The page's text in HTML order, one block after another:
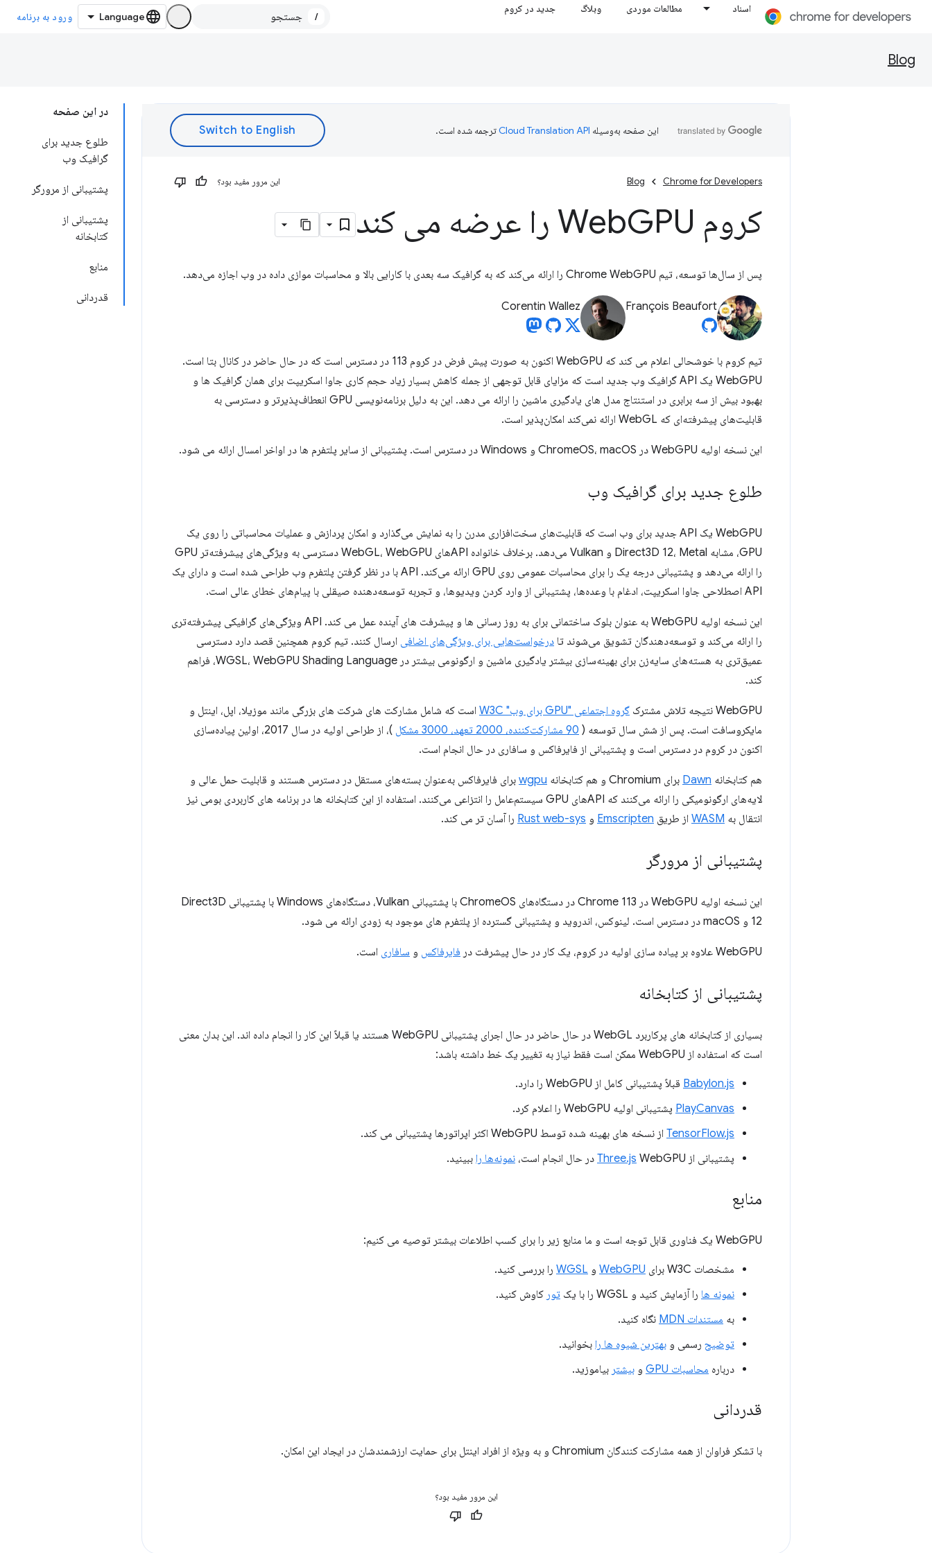
اسناد مطالعات موردی وبلاگ جدید در کروم
/ ورود به برنامه
Blog
در این صفحه
طلوع جدید برای
گرافیک وب
پشتیبانی از مرورگر
پشتیبانی از
کتابخانه
منابع
قدردانی
این صفحه به‌وسیله ترجمه شده است.
Chrome for Developers
Blog این مرور مفید بود؟
کروم Web GPU را عرضه می کند
پس از سال‌ها توسعه، تیم Chrome WebGPU را ارائه می‌کند که به گرافیک سه بعدی با کارایی بالا و محاسبات موازی داده در وب اجازه می‌دهد.
François Beaufort
Corentin Wallez
تیم کروم با خوشحالی اعلام می کند که WebGPU اکنون به صورت پیش فرض در کروم 113 در دسترس است که در حال حاضر در کانال بتا است.
WebGPU یک API گرافیک وب جدید است که مزایای قابل توجهی از جمله کاهش بسیار زیاد حجم کاری جاوا اسکریپت برای همان گرافیک ها و
بهبود بیش از سه برابری در استنتاج مدل های یادگیری ماشین را ارائه می دهد. این به دلیل برنامه‌نویسی GPU انعطاف‌پذیرتر و دسترسی به
قابلیت‌های پیشرفته‌ای که WebGL ارائه نمی‌کند امکان‌پذیر است.
این نسخه اولیه WebGPU در ChromeOS، macOS و Windows در دسترس است. پشتیبانی از سایر پلتفرم ها در اواخر امسال ارائه می شود.
طلوع جدید برای گرافیک وب
WebGPU یک API جدید برای وب است که قابلیت‌های سخت‌افزاری مدرن را به نمایش می‌گذارد و امکان پردازش و عملیات محاسباتی را روی یک
GPU، مشابه Direct3D 12، Metal و Vulkan می‌دهد. برخلاف خانواده APIهای WebGL، WebGPU دسترسی به ویژگی‌های پیشرفته‌تر GPU
را ارائه می‌دهد و پشتیبانی درجه یک را برای محاسبات عمومی روی GPU ارائه می‌کند. API با در نظر گرفتن پلتفرم وب طراحی شده است و دارای یک
API اصطلاحی جاوا اسکریپت، ادغام با وعده‌ها، پشتیبانی از وارد کردن ویدیوها، و تجربه توسعه‌دهنده صیقلی با پیام‌های خطای عالی است.
این نسخه اولیه WebGPU به عنوان بلوک ساختمانی برای به روز رسانی ها و پیشرفت های آینده عمل می کند. API ویژگی‌های گرافیکی پیشرفته‌تری
را ارائه می‌کند و توسعه‌دهندگان تشویق می‌شوند تا درخواست‌هایی برای ویژگی‌های اضافی ارسال کنند. تیم کروم همچنین قصد دارد دسترسی
عمیق‌تری به هسته‌های سایه‌زن برای بهینه‌سازی بیشتر یادگیری ماشین و ارگونومی بیشتر در WGSL، WebGPU Shading Language، فراهم
کند.
WebGPU نتیجه تلاش مشترک گروه اجتماعی "GPU برای وب" W3C
است که شامل مشارکت های شرکت های بزرگی مانند موزیلا، اپل، اینتل و
مایکروسافت است. پس از شش سال توسعه ( 90 مشارکت‌کننده، 2000 تعهد، 3000 مشکل
)، از طراحی اولیه در سال 2017، اولین پیاده‌سازی
اکنون در کروم در دسترس است و پشتیبانی از فایرفاکس و سافاری در حال انجام است.
هم کتابخانه Dawn برای Chromium و هم کتابخانه wgpu برای فایرفاکس به‌عنوان بسته‌های مستقل در دسترس هستند و قابلیت حمل عالی و
لایه‌های ارگونومیکی را ارائه می‌کنند که APIهای GPU سیستم‌عامل را انتزاعی می‌کنند. استفاده از این کتابخانه ها در برنامه های کاربردی بومی نیز
انتقال به WASM از طریق Emscripten و Rust web-sys را آسان تر می کند.
پشتیبانی از مرورگر
این نسخه اولیه WebGPU در Chrome 113 در دستگاه‌های ChromeOS با پشتیبانی Vulkan، دستگاه‌های Windows با پشتیبانی Direct3D
12 و macOS در دسترس است. لینوکس، اندروید و پشتیبانی گسترده از پلتفرم های موجود به زودی ارائه می شود.
WebGPU علاوه بر پیاده سازی اولیه در کروم، یک کار در حال پیشرفت در فایرفاکس و سافاری است.
پشتیبانی از کتابخانه
بسیاری از کتابخانه های پرکاربرد WebGL در حال حاضر در حال اجرای پشتیبانی WebGPU هستند یا قبلاً این کار را انجام داده اند. این بدان معنی
است که استفاده از WebGPU ممکن است فقط نیاز به تغییر یک خط داشته باشد:
Babylon.js قبلاً پشتیبانی کامل از WebGPU را دارد.
PlayCanvas پشتیبانی اولیه WebGPU را اعلام کرد.
TensorFlow.js از نسخه های بهینه شده توسط WebGPU اکثر اپراتورها پشتیبانی می کند.
پشتیبانی از
Three.js WebGPU در حال انجام است، نمونه‌ها را ببینید.
منابع
WebGPU یک فناوری قابل توجه است و ما منابع زیر را برای کسب اطلاعات بیشتر توصیه می کنیم:
مشخصات W3C برای WebGPU و WGSL را بررسی کنید.
نمونه ها را آزمایش کنید و WGSL را با یک تور کاوش کنید.
به مستندات MDN
نگاه کنید.
توضیح رسمی و بهترین شیوه ها را بخوانید.
درباره محاسبات GPU و بیشتر بیاموزید.
قدردانی
با تشکر فراوان از همه مشارکت کنندگان Chromium و به ویژه از افراد اینتل برای حمایت ارزشمندشان در ایجاد این امکان.
این مرور مفید بود؟